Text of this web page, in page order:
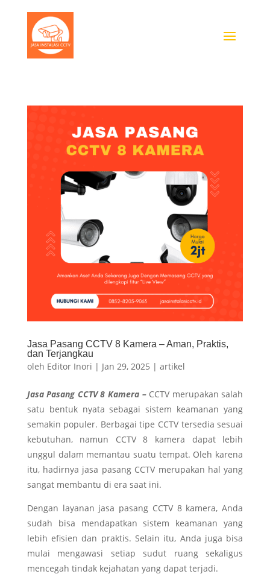
Jasa Pasang CCTV 8 Kamera – Aman, Praktis,
dan Terjangkau
oleh Editor Inori | Jan 29, 2025 | artikel
Jasa Pasang CCTV 8 Kamera – CCTV merupakan salah
satu bentuk nyata sebagai sistem keamanan yang
semakin populer. Berbagai tipe CCTV tersedia sesuai
kebutuhan, namun CCTV 8 kamera dapat lebih
unggul dalam memantau suatu tempat. Oleh karena
itu, hadirnya jasa pasang CCTV merupakan hal yang
sangat membantu di era saat ini.
Dengan layanan jasa pasang CCTV 8 kamera, Anda
sudah bisa mendapatkan sistem keamanan yang
lebih efisien dan praktis. Selain itu, Anda juga bisa
mulai mengawasi setiap sudut ruang sekaligus
mencegah tindak kejahatan yang dapat terjadi.